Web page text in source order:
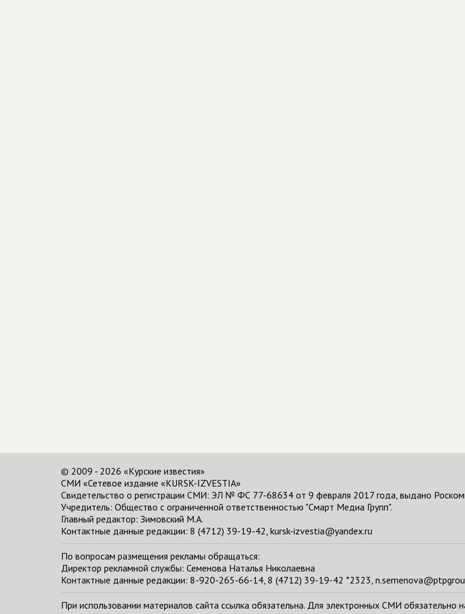
© 2009 - 2026 «Курские известия»
СМИ «Сетевое издание «KURSK-IZVESTIA»
Свидетельство о регистрации СМИ: ЭЛ № ФС 77-68634 от 9 февраля 2017 года, выдано
Учредитель: Общество с ограниченной ответственностью "Смарт Медиа Групп".
Главный редактор: Зимовский М.А.
Контактные данные редакции: 8 (4712) 39-19-42, kursk-izvestia@yandex.ru
По вопросам размещения рекламы обращаться:
Директор рекламной службы: Семенова Наталья Николаевна
Контактные данные редакции: 8-920-265-66-14, 8 (4712) 39-19-42 *2323,
При использовании материалов сайта ссылка обязательна. Для электронных СМИ обязательно